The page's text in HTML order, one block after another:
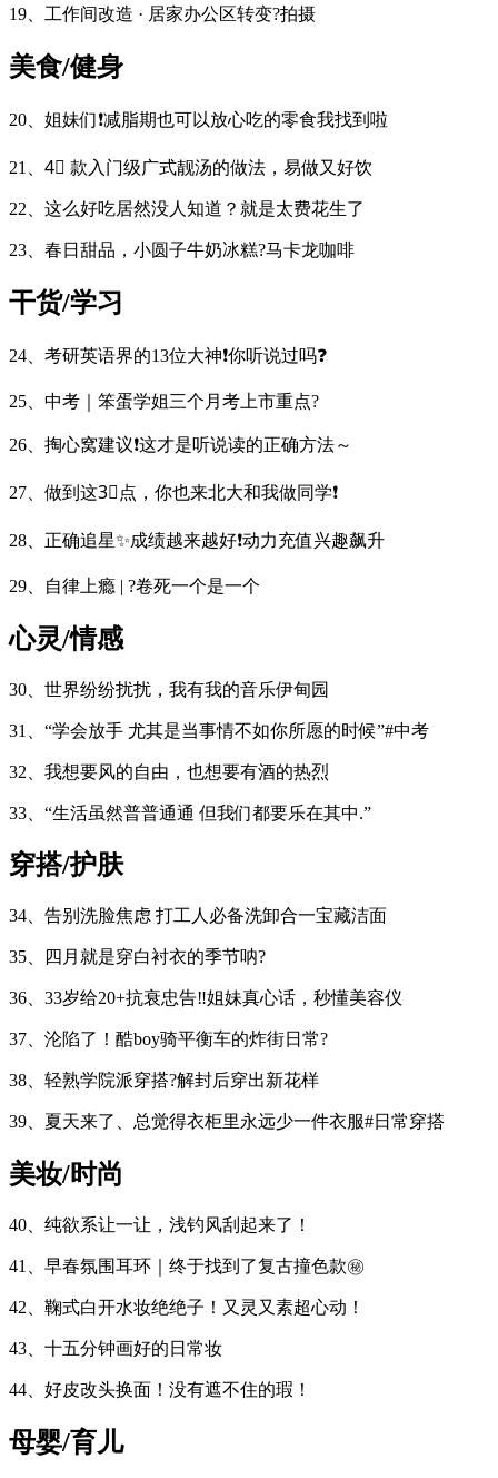
19、工作间改造 · 居家办公区转变?拍摄
美食/健身
20、姐妹们❗️减脂期也可以放心吃的零食我找到啦
21、4⃣️ 款入门级广式靓汤的做法，易做又好饮
22、这么好吃居然没人知道？就是太费花生了
23、春日甜品，小圆子牛奶冰糕?马卡龙咖啡
干货/学习
24、考研英语界的13位大神❗️你听说过吗❓
25、中考｜笨蛋学姐三个月考上市重点?
26、掏心窝建议❗️这才是听说读的正确方法～
27、做到这3⃣点，你也来北大和我做同学❗️
28、正确追星✨成绩越来越好❗动力充值兴趣飙升
29、自律上瘾 | ?卷死一个是一个
心灵/情感
30、世界纷纷扰扰，我有我的音乐伊甸园
31、“学会放手 尤其是当事情不如你所愿的时候”#中考
32、我想要风的自由，也想要有酒的热烈
33、“生活虽然普普通通 但我们都要乐在其中.”
穿搭/护肤
34、告别洗脸焦虑 打工人必备洗卸合一宝藏洁面
35、四月就是穿白衬衣的季节呐?
36、33岁给20+抗衰忠告‼️姐妹真心话，秒懂美容仪
37、沦陷了！酷boy骑平衡车的炸街日常?
38、轻熟学院派穿搭?解封后穿出新花样
39、夏天来了、总觉得衣柜里永远少一件衣服#日常穿搭
美妆/时尚
40、纯欲系让一让，浅钓风刮起来了！
41、早春氛围耳环｜终于找到了复古撞色款㊙️
42、鞠式白开水妆绝绝子！又灵又素超心动！
43、十五分钟画好的日常妆
44、好皮改头换面！没有遮不住的瑕！
母婴/育儿